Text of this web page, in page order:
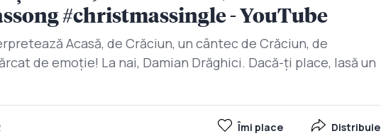
#christmassingle - YouTube
Acasă, de Crăciun, un cântec de Crăciun, de
de emoție! La nai, Damian Drăghici. Dacă-ți place, lasă un
Îmi place Distribuie